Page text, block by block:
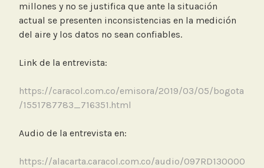
millones y no se justifica que ante la situación
actual se presenten inconsistencias en la medición
del aire y los datos no sean confiables.
Link de la entrevista:
https://caracol.com.co/emisora/2019/03/05/bogota
/1551787783_716351.html
Audio de la entrevista en:
https://alacarta.caracol.com.co/audio/097RD130000